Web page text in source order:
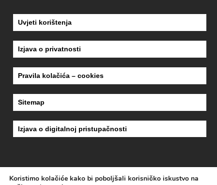
Uvjeti korištenja
Izjava o privatnosti
Pravila kolačića – cookies
Sitemap
Izjava o digitalnoj pristupačnosti
dizajnMEDIA-MET| copyright 2018ZAVOD ZA HITNU MEDICINU KARLOVAČKE
Koristimo kolačiće kako bi poboljšali korisničko iskustvo na